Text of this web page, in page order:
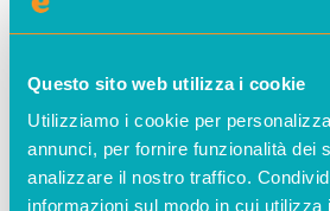
Questo sito web utilizza i cookie
Utilizziamo i cookie per
annunci, per fornire funzionalità dei
analizzare il nostro traffico.
informazioni sul modo in cui utilizza
legge
sul sito di Roma
parla di circa1.200
potenzialmente
installare impianti su
palestre, scuole, uffici,
musei e edifici di